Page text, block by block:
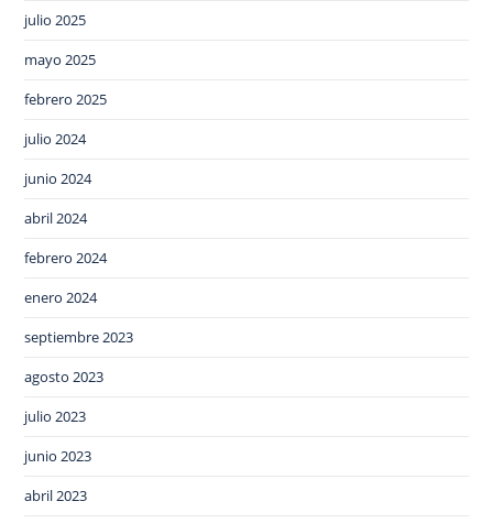
julio 2025
mayo 2025
febrero 2025
julio 2024
junio 2024
abril 2024
febrero 2024
enero 2024
septiembre 2023
agosto 2023
julio 2023
junio 2023
abril 2023